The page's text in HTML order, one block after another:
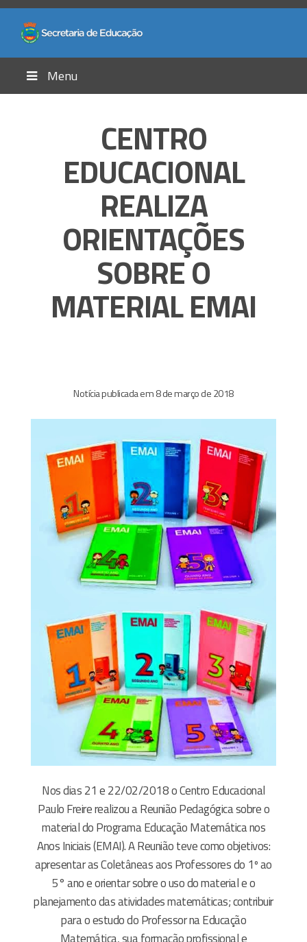
Menu
CENTRO
EDUCACIONAL
REALIZA
ORIENTAÇÕES
SOBRE O
MATERIAL EMAI
Notícia publicada em 8 de março de 2018
Nos dias 21 e 22/02/2018 o Centro Educacional
Paulo Freire realizou a Reunião Pedagógica sobre o
material do Programa Educação Matemática nos
Anos Iniciais (EMAI). A Reunião teve como objetivos:
apresentar as Coletâneas aos Professores do 1º ao
5° ano e orientar sobre o uso do material e o
planejamento das atividades matemáticas; contribuir
para o estudo do Professor na Educação